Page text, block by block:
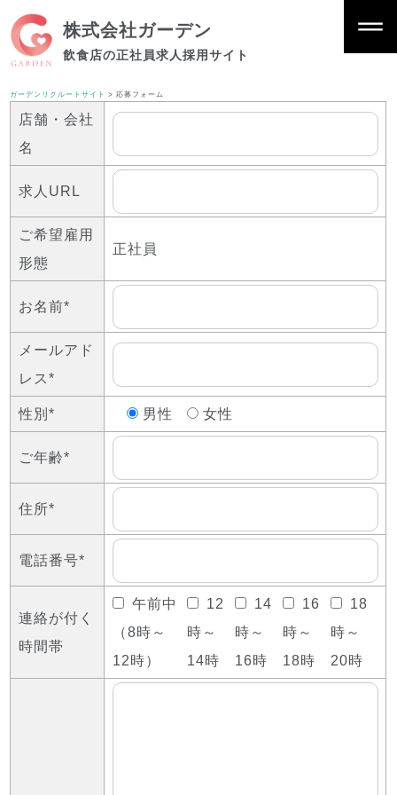
株式会社ガーデン
飲食店の正社員求人採用サイト
ガーデンリクルートサイト >応募フォーム
店舗・会社
名
求人URL
ご希望雇用
形態
正社員
お名前*
メールアド
レス*
性別* 男性 女性
ご年齢*
住所*
電話番号*
連絡が付く
時間帯
午前中
（8時～
12時）
12
時～
14時
14
時～
16時
16
時～
18時
18
時～
20時